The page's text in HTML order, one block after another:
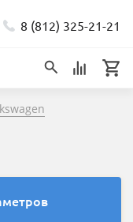
8 (812) 325-21-21